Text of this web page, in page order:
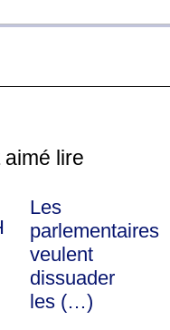
lire
Les
parlementaires
veulent
dissuader
les (…)